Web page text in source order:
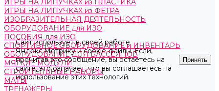
ИГРЫ НА ЛИПУЧКАХ из ПЛАСТИКА
ИГРЫ НА ЛИПУЧКАХ из ФЕТРА
ИЗОБРАЗИТЕЛЬНАЯ ДЕЯТЕЛЬНОСТЬ
ОБОРУДОВАНИЕ для ИЗО
ПОСОБИЯ для ИЗО
СПОРТИВНОЕ ОБОРУДОВАНИЕ и ИНВЕНТАРЬ
ОБОРУДОВАНИЕ ДЛЯ БАССЕЙНОВ
МЯГКИЕ МОДУЛИ
СТРОИТЕЛЬНЫЕ НАБОРЫ
МАТЫ
ТРЕНАЖЕРЫ
Сайт использует в своей работе
Яндекс.Метрикуиcookie-файлы. Если,
прочитав это сообщение, вы остаетесь на
сайте, это означает, что вы соглашаетесь на
использование этих технологий.
Принять